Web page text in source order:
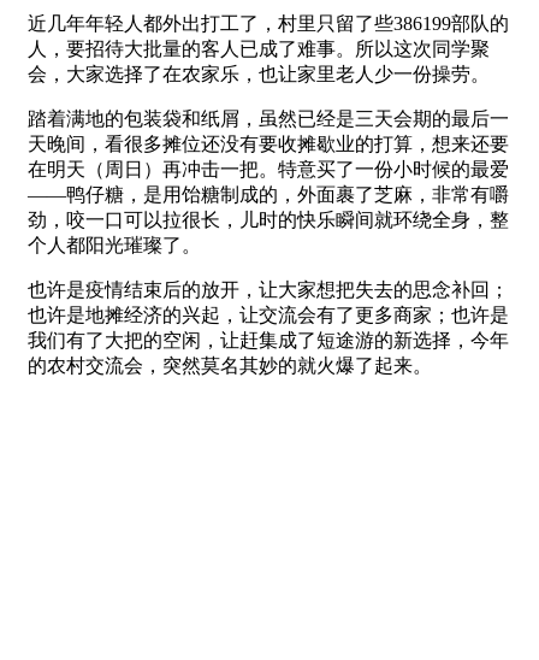
近几年年轻人都外出打工了，村里只留了些386199部队的
人，要招待大批量的客人已成了难事。所以这次同学聚
会，大家选择了在农家乐，也让家里老人少一份操劳。
踏着满地的包装袋和纸屑，虽然已经是三天会期的最后一
天晚间，看很多摊位还没有要收摊歇业的打算，想来还要
在明天（周日）再冲击一把。特意买了一份小时候的最爱
——鸭仔糖，是用饴糖制成的，外面裹了芝麻，非常有嚼
劲，咬一口可以拉很长，儿时的快乐瞬间就环绕全身，整
个人都阳光璀璨了。
也许是疫情结束后的放开，让大家想把失去的思念补回；
也许是地摊经济的兴起，让交流会有了更多商家；也许是
我们有了大把的空闲，让赶集成了短途游的新选择，今年
的农村交流会，突然莫名其妙的就火爆了起来。